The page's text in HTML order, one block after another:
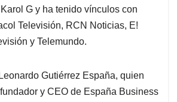
G y ha tenido vínculos con
Televisión, RCN Noticias, E!
y Telemundo.
Gutiérrez España, quien
y CEO de España Business